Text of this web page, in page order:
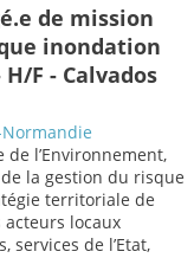
de mission
inondation
F - Calvados
l’Environnement,
la gestion du risque
territoriale de
locaux
services de l’Etat,